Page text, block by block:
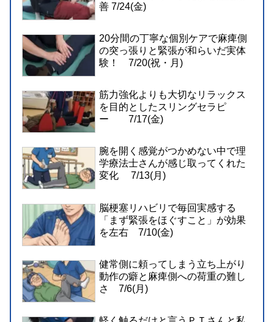
善 7/24(金)
20分間の丁寧な個別ケアで麻痺側
の突っ張りと緊張が和らいだ実体
験！ 7/20(祝・月)
筋力強化よりも大切なリラックス
を目的としたスリングセラピ
ー 7/17(金)
腕を開く感覚がつかめない中で理
学療法士さんが感じ取ってくれた
変化 7/13(月)
脳梗塞リハビリで毎回実感する
「まず緊張をほぐすこと」が効果
を左右 7/10(金)
健常側に頼ってしまう立ち上がり
動作の癖と麻痺側への荷重の難し
さ 7/6(月)